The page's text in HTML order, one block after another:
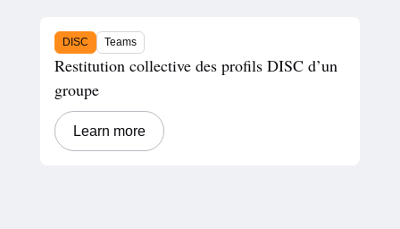
DISC Teams
Restitution collective des profils DISC d’un
groupe
Learn more